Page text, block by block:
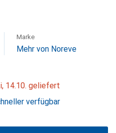
Marke
Mehr von Noreve
14.10. geliefert
verfügbar